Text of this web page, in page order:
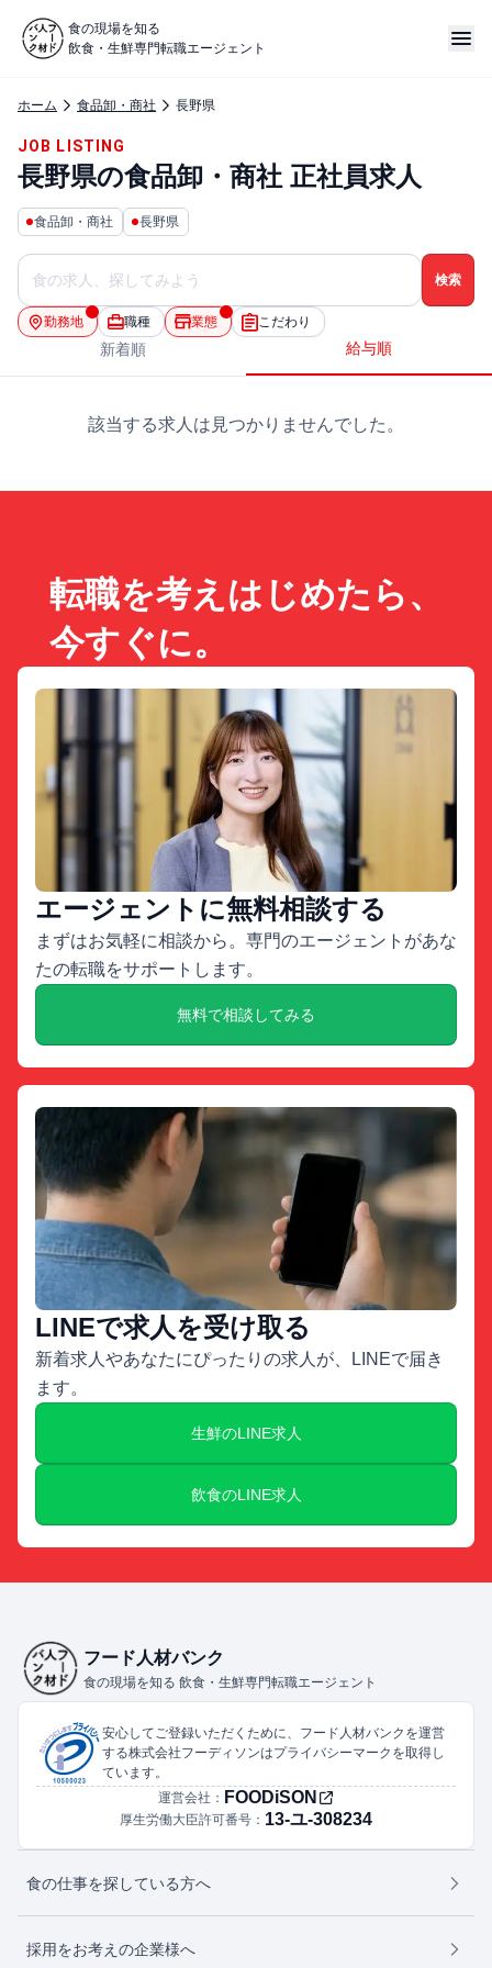
食の現場を知る
飲食・生鮮専門転職エージェント
ホーム 食品卸・商社 長野県
JOB LISTING
長野県の食品卸・商社 正社員求人
食品卸・商社 長野県
勤務地 職種 業態 こだわり
新着順 給与順
該当する求人は見つかりませんでした。
転職を考えはじめたら、
今すぐに。
エージェントに無料相談する
まずはお気軽に相談から。専門のエージェントがあな
たの転職をサポートします。
無料で相談してみる
LINEで求人を受け取る
新着求人やあなたにぴったりの求人が、LINEで届き
ます。
生鮮のLINE求人
飲食のLINE求人
フード人材バンク
食の現場を知る 飲食・生鮮専門転職エージェント
安心してご登録いただくために、フード人材バンクを運営
する株式会社フーディソンはプライバシーマークを取得し
ています。
運営会社： FOODiSON
厚生労働大臣許可番号： 13-ユ-308234
食の仕事を探している方へ
採用をお考えの企業様へ